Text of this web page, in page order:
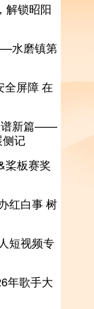
解锁昭阳
水磨镇第
全屏障 在
谱新篇——
记
桨板赛奖
红白事 树
短视频专
年歌手大